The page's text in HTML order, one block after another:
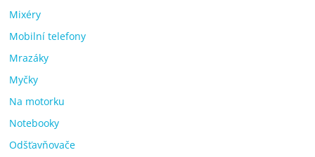
Mixéry
Mobilní telefony
Mrazáky
Myčky
Na motorku
Notebooky
Odšťavňovače